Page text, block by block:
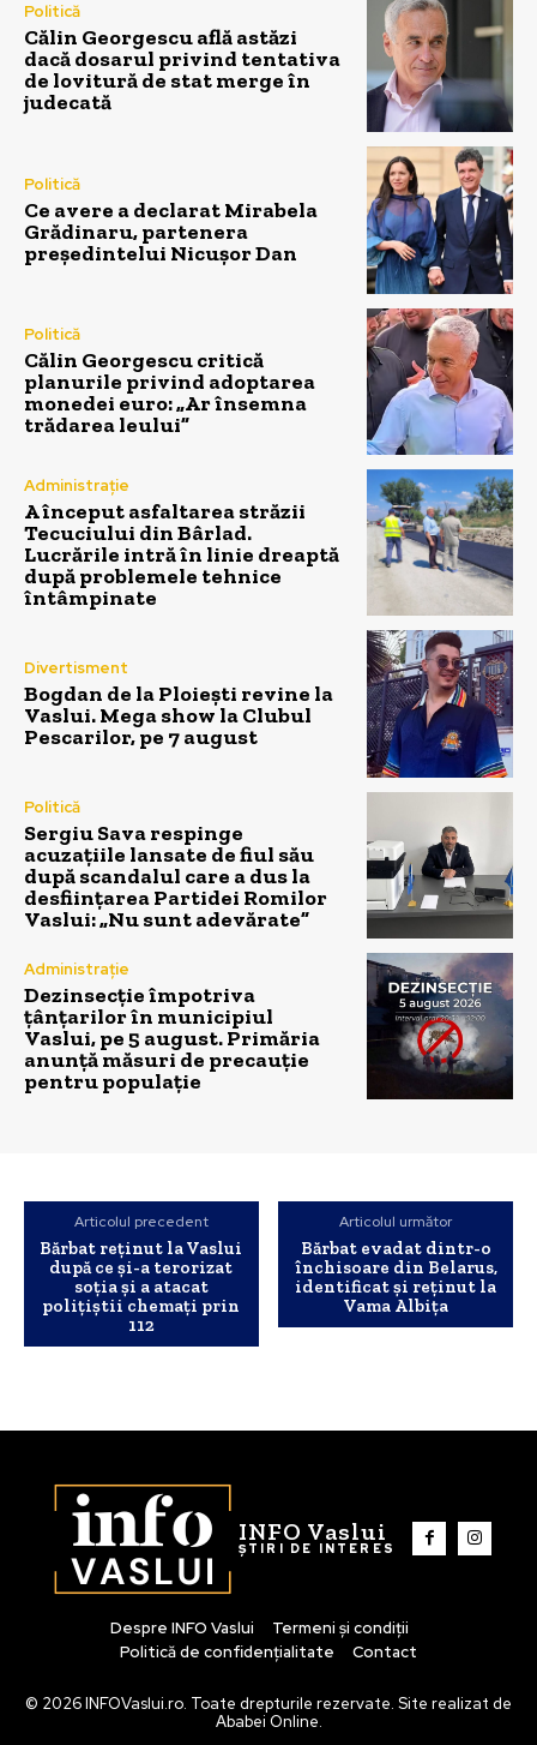
Politică
Călin Georgescu află astăzi
dacă dosarul privind tentativa
de lovitură de stat merge în
judecată
Politică
Ce avere a declarat Mirabela
Grădinaru, partenera
președintelui Nicușor Dan
Politică
Călin Georgescu critică
planurile privind adoptarea
monedei euro: „Ar însemna
trădarea leului”
Administrație
A început asfaltarea străzii
Tecuciului din Bârlad.
Lucrările intră în linie dreaptă
după problemele tehnice
întâmpinate
Divertisment
Bogdan de la Ploiești revine la
Vaslui. Mega show la Clubul
Pescarilor, pe 7 august
Politică
Sergiu Sava respinge
acuzațiile lansate de fiul său
după scandalul care a dus la
desființarea Partidei Romilor
Vaslui: „Nu sunt adevărate”
Administrație
Dezinsecție împotriva
țânțarilor în municipiul
Vaslui, pe 5 august. Primăria
anunță măsuri de precauție
pentru populație
Articolul precedent
Bărbat reținut la Vaslui
după ce și-a terorizat
soția și a atacat
polițiștii chemați prin
112
Articolul următor
Bărbat evadat dintr-o
închisoare din Belarus,
identificat și reținut la
Vama Albița
INFO Vaslui
ȘTIRI DE INTERES
Despre INFO Vaslui
Termeni și condiții
Politică de confidențialitate
Contact
© 2026 INFOVaslui.ro. Toate drepturile rezervate. Site realizat de
Ababei Online.